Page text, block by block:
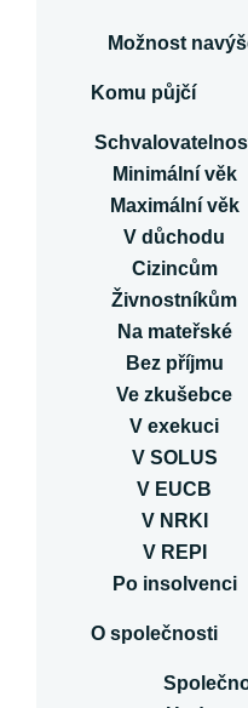
Možnost
Komu půjčí
Minimální věk
Maximální věk
V důchodu
Cizincům
Živnostníkům
Na mateřské
Bez příjmu
Ve zkušebce
V exekuci
V SOLUS
V EUCB
V NRKI
V REPI
Po insolvenci
O společnosti